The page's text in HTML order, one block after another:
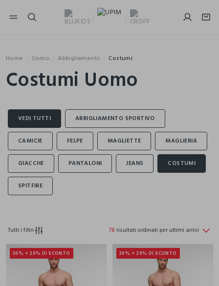
NAVIGATION.ARIA.GOTOMAINCONTENT
Home Uomo Abbigliamento Costumi
Costumi Uomo
Tutti i filtri 78 risultati ordinati per ultimi arrivi
30% + 20% DI SCONTO 30% + 20% DI SCONTO